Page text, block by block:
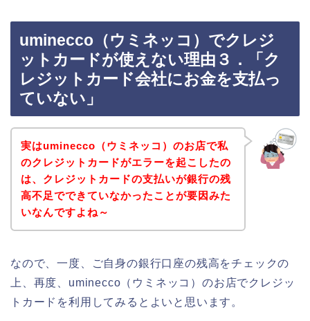
uminecco（ウミネッコ）でクレジ
ットカードが使えない理由３．「ク
レジットカード会社にお金を支払っ
ていない」
実はuminecco（ウミネッコ）のお店で私
のクレジットカードがエラーを起こしたの
は、クレジットカードの支払いが銀行の残
高不足でできていなかったことが要因みた
いなんですよね～
なので、一度、ご自身の銀行口座の残高をチェックの
上、再度、uminecco（ウミネッコ）のお店でクレジッ
トカードを利用してみるとよいと思います。